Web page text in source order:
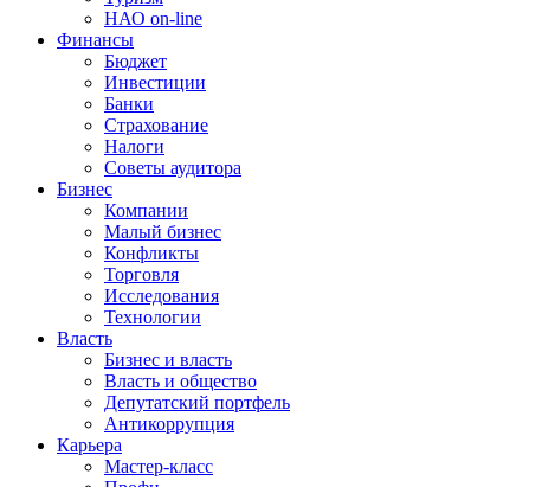
НАО on-line
Финансы
Бюджет
Инвестиции
Банки
Страхование
Налоги
Советы аудитора
Бизнес
Компании
Малый бизнес
Конфликты
Торговля
Исследования
Технологии
Власть
Бизнес и власть
Власть и общество
Депутатский портфель
Антикоррупция
Карьера
Мастер-класс